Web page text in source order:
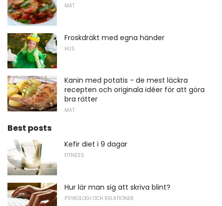
MAT
Froskdräkt med egna händer
HUS
Kanin med potatis - de mest läckra
recepten och originala idéer för att göra
bra rätter
MAT
Best posts
Kefir diet i 9 dagar
FITNESS
Hur lär man sig att skriva blint?
PSYKOLOGI OCH RELATIONER